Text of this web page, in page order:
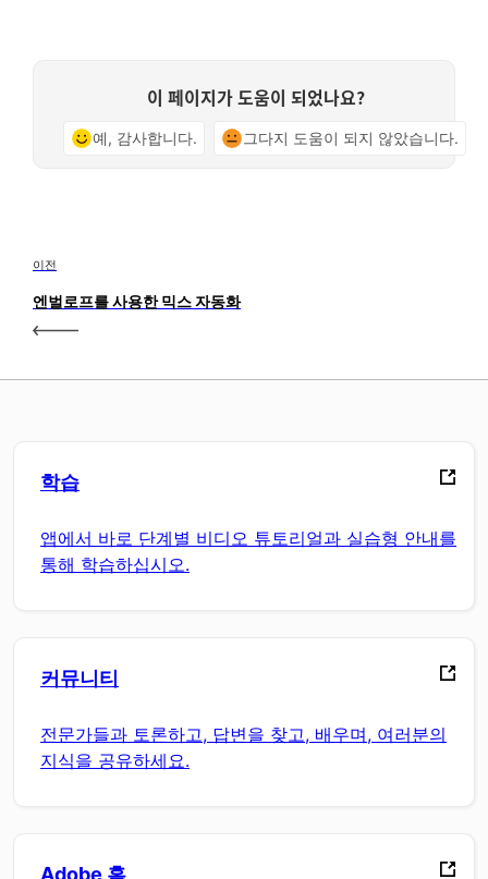
이 페이지가 도움이 되었나요?
예, 감사합니다. 그다지 도움이 되지 않았습니다.
이전
엔벌로프를 사용한 믹스 자동화
학습
앱에서 바로 단계별 비디오 튜토리얼과 실습형 안내를
통해 학습하십시오.
커뮤니티
전문가들과 토론하고, 답변을 찾고, 배우며, 여러분의
지식을 공유하세요.
Adobe 홈